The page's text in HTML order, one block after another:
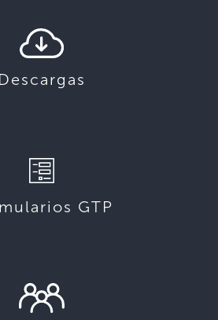
Descargas
GTP